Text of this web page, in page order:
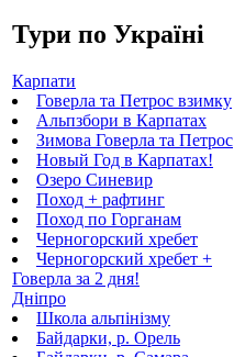
Тури по Україні
Карпати
Говерла та Петрос взимку
Альпзбори в Карпатах
Зимова Говерла та Петрос
Новый Год в Карпатах!
Озеро Синевир
Поход + рафтинг
Поход по Горганам
Черногорский хребет
Черногорский хребет +
Говерла за 2 дня!
Дніпро
Школа альпінізму
Байдарки, р. Орель